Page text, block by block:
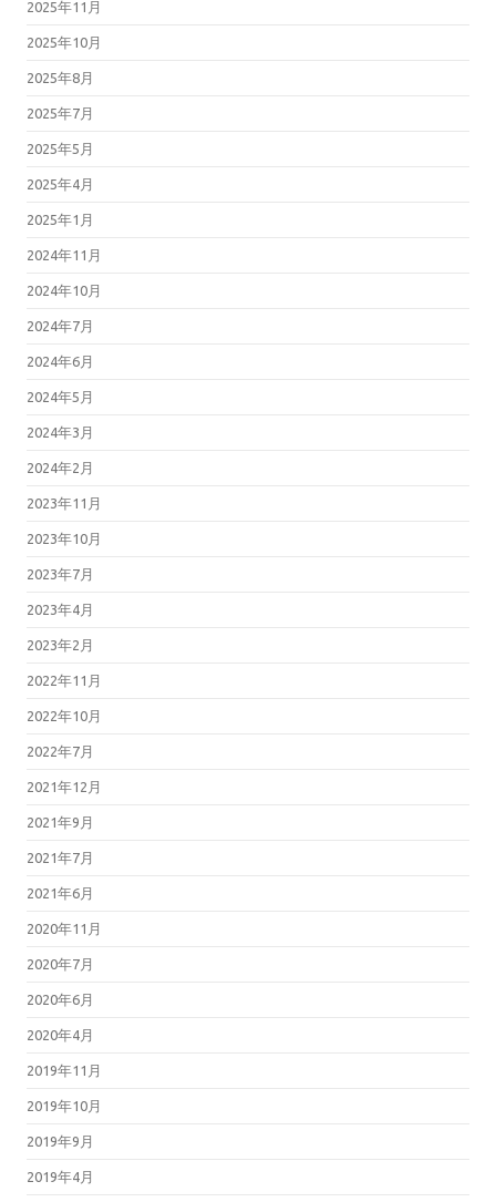
2025年11月
2025年10月
2025年8月
2025年7月
2025年5月
2025年4月
2025年1月
2024年11月
2024年10月
2024年7月
2024年6月
2024年5月
2024年3月
2024年2月
2023年11月
2023年10月
2023年7月
2023年4月
2023年2月
2022年11月
2022年10月
2022年7月
2021年12月
2021年9月
2021年7月
2021年6月
2020年11月
2020年7月
2020年6月
2020年4月
2019年11月
2019年10月
2019年9月
2019年4月